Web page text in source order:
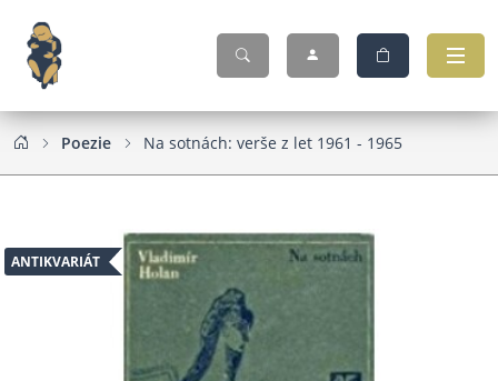
Poezie Na sotnách: verše z let 1961 - 1965
ANTIKVARIÁT